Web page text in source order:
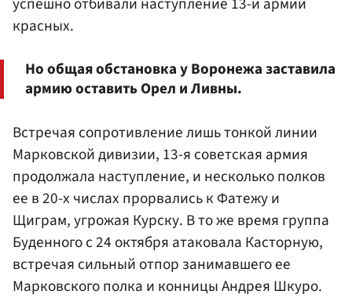
красных.
Но общая обстановка у Воронежа заставила
армию оставить Орел и Ливны.
Встречая сопротивление лишь тонкой линии
Марковской дивизии, 13-я советская армия
продолжала наступление, и несколько полков
ее в 20-х числах прорвались к Фатежу и
Щиграм, угрожая Курску. В то же время группа
Буденного с 24 октября атаковала Касторную,
встречая сильный отпор занимавшего ее
Марковского полка и конницы Андрея Шкуро.